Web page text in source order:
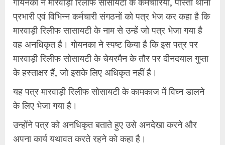
प्रभारी एवं विभिन्‍न कर्मचारी संगठनों को पत्र भेज कर कहा है कि
मारवाड़ी रिलीफ सासायटी के नाम से उन्‍हें जो पत्र भेजा गया है
वह अनधिकृत है। गोयनका ने स्‍पष्‍ट किया है कि इस पत्र पर
मारवाड़ी रिलीफ सोसायटी के चेयरमैन के तौर पर दीनदयाल गुप्‍ता
के हस्‍ताक्षर हैं, जो इसके लिए अधिकृत नहीं है।
यह पत्र मारवाड़ी रिलीफ सोसायटी के कामकाज में विघ्‍न डालने
के लिए भेजा गया है।
उन्‍होंने पत्र को अनधिकृत बताते हुए उसे अनदेखा करने और
अपना कार्य यथावत करते रहने को कहा है।